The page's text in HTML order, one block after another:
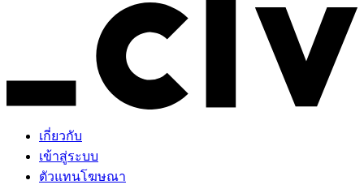
เกี่ยวกับ
เข้าสู่ระบบ
ตัวแทนโฆษณา